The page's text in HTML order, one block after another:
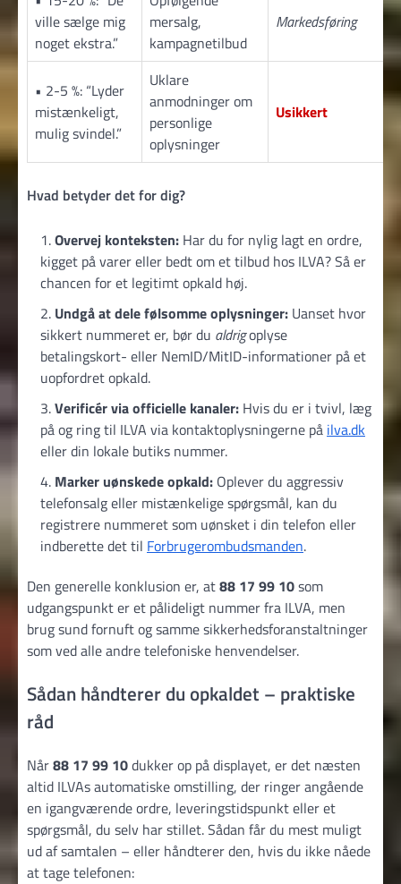
ville sælge mig
noget ekstra.”
mersalg,
kampagnetilbud
Markedsføring
• 2-5 %: “Lyder
mistænkeligt,
mulig svindel.”
Uklare
anmodninger om
personlige
oplysninger
Usikkert
Hvad betyder det for dig?
Overvej konteksten: Har du for nylig lagt en ordre,
kigget på varer eller bedt om et tilbud hos ILVA? Så er
chancen for et legitimt opkald høj.
Undgå at dele følsomme oplysninger: Uanset hvor
sikkert nummeret er, bør du aldrigoplyse
betalingskort- eller NemID/MitID-informationer på et
uopfordret opkald.
Verificér via officielle kanaler: Hvis du er i tvivl, læg
på og ring til ILVA via kontaktoplysningerne på ilva.dk
eller din lokale butiks nummer.
Marker uønskede opkald: Oplever du aggressiv
telefonsalg eller mistænkelige spørgsmål, kan du
registrere nummeret som uønsket i din telefon eller
indberette det til Forbrugerombudsmanden.
Den generelle konklusion er, at88 17 99 10som
udgangspunkt er et pålideligt nummer fra ILVA, men
brug sund fornuft og samme sikkerhedsforanstaltninger
som ved alle andre telefoniske henvendelser.
Sådan håndterer du opkaldet – praktiske
råd
Når88 17 99 10dukker op på displayet, er det næsten
altid ILVAs automatiske omstilling, der ringer angående
en igangværende ordre, leveringstidspunkt eller et
spørgsmål, du selv har stillet. Sådan får du mest muligt
ud af samtalen – eller håndterer den, hvis du ikke nåede
at tage telefonen: